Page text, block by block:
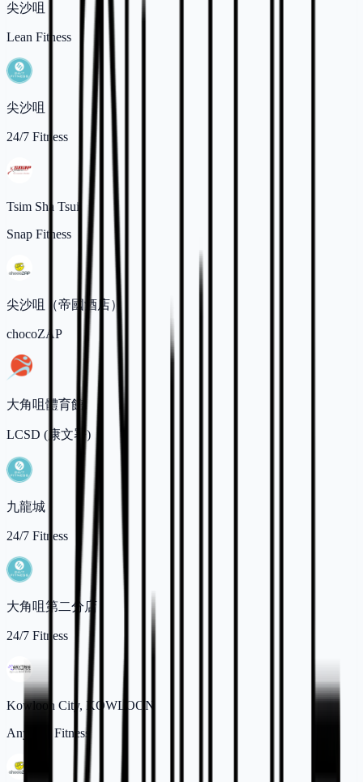
尖沙咀
Lean Fitness
尖沙咀
24/7 Fitness
Tsim Sha Tsui
Snap Fitness
尖沙咀（帝國酒店）
chocoZAP
大角咀體育館
LCSD (康文署)
九龍城
24/7 Fitness
大角咀第二分店
24/7 Fitness
Kowloon City, KOWLOON
Anytime Fitness